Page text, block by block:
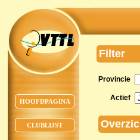
HOOFDPAGINA
CLUBLIJST
Filter
Provincie
Actief